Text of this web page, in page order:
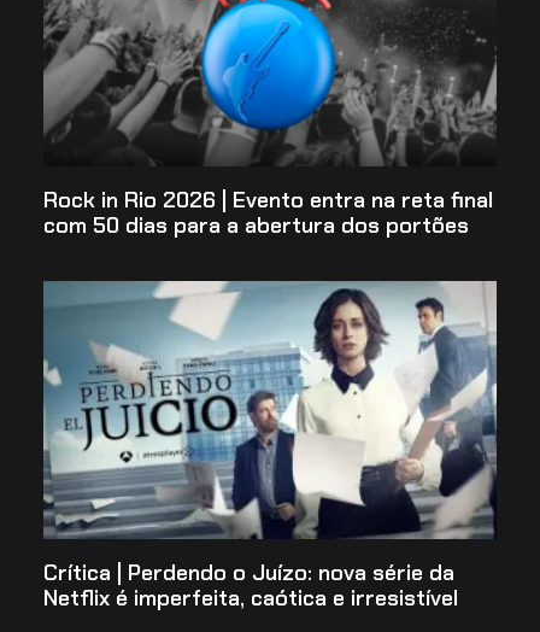
Rock in Rio 2026 | Evento entra na reta final
com 50 dias para a abertura dos portões
Crítica | Perdendo o Juízo: nova série da
Netflix é imperfeita, caótica e irresistível